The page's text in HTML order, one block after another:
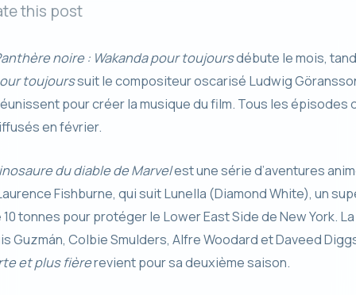
this post
noire : Wakanda pour toujoursdébute le mois,
toujourssuit le compositeur oscarisé Ludwig
pour créer la musique du film. Tous les épisodes
en février.
du diable de Marvelest une série d’aventures
Fishburne, qui suit Lunella (Diamond White), un
10 tonnes pour protéger le Lower East Side de New York.
Guzmán, Colbie Smulders, Alfre Woodard et Daveed
et plus fièrerevient pour sa deuxième saison.